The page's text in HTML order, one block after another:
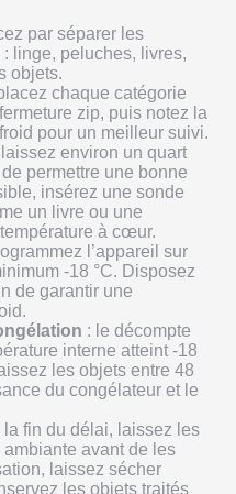
par séparer les
linge, peluches, livres,
objets.
chaque catégorie
zip, puis notez la
pour un meilleur suivi.
laissez environ un quart
permettre une bonne
insérez une sonde
un livre ou une
à cœur.
l’appareil sur
-18 °C. Disposez
de garantir une
: le décompte
interne atteint -18
les objets entre 48
du congélateur et le
la fin du délai, laissez les
avant de les
laissez sécher
les objets traités